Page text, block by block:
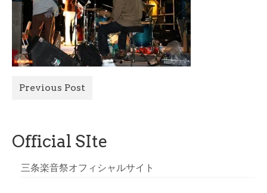
All Photo
Official Site
Previous Post
Official SIte
三条楽音祭オフィシャルサイト